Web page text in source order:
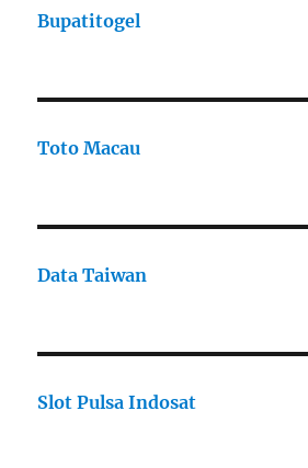
Bupatitogel
Toto Macau
Data Taiwan
Slot Pulsa Indosat